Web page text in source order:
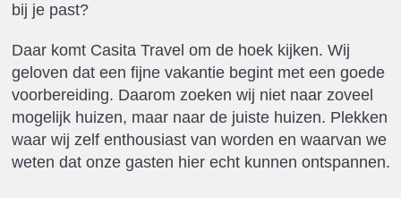
bij je past?
Daar komt Casita Travel om de hoek kijken. Wij
geloven dat een fijne vakantie begint met een goede
voorbereiding. Daarom zoeken wij niet naar zoveel
mogelijk huizen, maar naar de juiste huizen. Plekken
waar wij zelf enthousiast van worden en waarvan we
weten dat onze gasten hier echt kunnen ontspannen.